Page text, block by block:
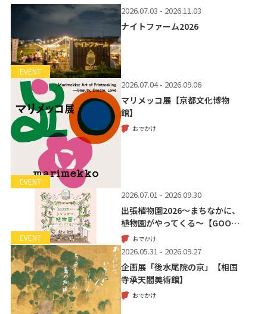
EVENT
2026.07.03 - 2026.11.03
ナイトファーム2026
EVENT
2026.07.04 - 2026.09.06
マリメッコ展【京都文化博物
館】
おでかけ
EVENT
2026.07.01 - 2026.09.30
出張植物園2026～まちなかに、
植物園がやってくる～【GOO…
おでかけ
2026.05.31 - 2026.09.27
企画展「後水尾院の京」【相国
寺承天閣美術館】
おでかけ